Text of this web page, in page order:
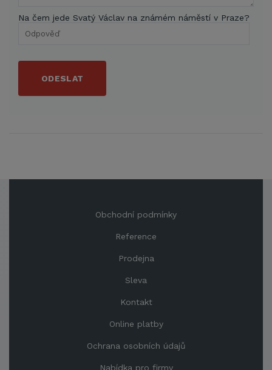
Na čem jede Svatý Václav na známém náměstí v Praze?
ODESLAT
Obchodní podmínky
Reference
Prodejna
Sleva
Kontakt
Online platby
Ochrana osobních údajů
Nabídka pro firmy